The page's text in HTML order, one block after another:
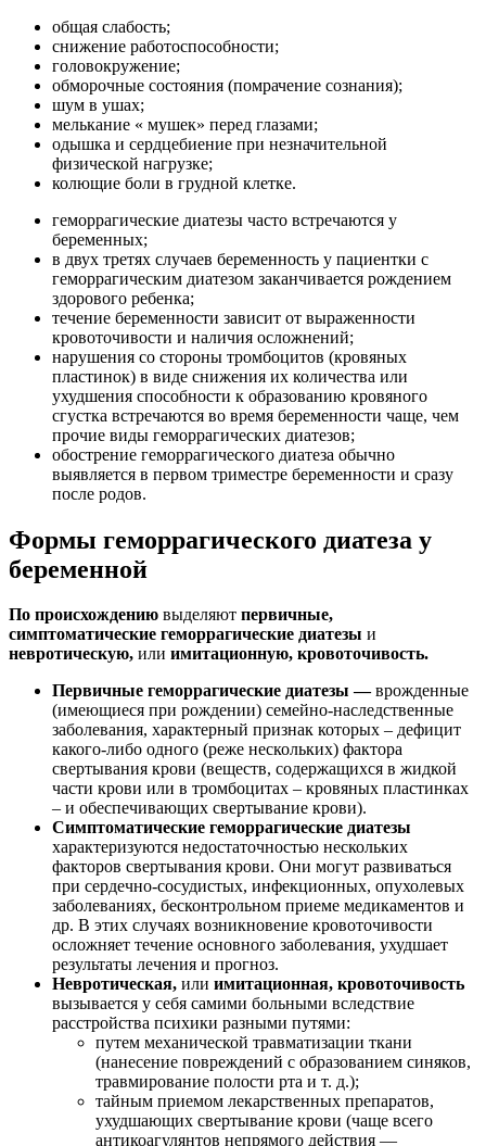
общая слабость;
снижение работоспособности;
головокружение;
обморочные состояния (помрачение сознания);
шум в ушах;
мелькание « мушек» перед глазами;
одышка и сердцебиение при незначительной
физической нагрузке;
колющие боли в грудной клетке.
геморрагические диатезы часто встречаются у
беременных;
в двух третях случаев беременность у пациентки с
геморрагическим диатезом заканчивается рождением
здорового ребенка;
течение беременности зависит от выраженности
кровоточивости и наличия осложнений;
нарушения со стороны тромбоцитов (кровяных
пластинок) в виде снижения их количества или
ухудшения способности к образованию кровяного
сгустка встречаются во время беременности чаще, чем
прочие виды геморрагических диатезов;
обострение геморрагического диатеза обычно
выявляется в первом триместре беременности и сразу
после родов.
Формы геморрагического диатеза у
беременной
По происхождению выделяют первичные,
симптоматические геморрагические диатезы и
невротическую, или имитационную, кровоточивость.
Первичные геморрагические диатезы —врожденные
(имеющиеся при рождении) семейно-наследственные
заболевания, характерный признак которых – дефицит
какого-либо одного (реже нескольких) фактора
свертывания крови (веществ, содержащихся в жидкой
части крови или в тромбоцитах – кровяных пластинках
– и обеспечивающих свертывание крови).
Симптоматические геморрагические диатезы
характеризуются недостаточностью нескольких
факторов свертывания крови. Они могут развиваться
при сердечно-сосудистых, инфекционных, опухолевых
заболеваниях, бесконтрольном приеме медикаментов и
др. В этих случаях возникновение кровоточивости
осложняет течение основного заболевания, ухудшает
результаты лечения и прогноз.
Невротическая, или имитационная, кровоточивость
вызывается у себя самими больными вследствие
расстройства психики разными путями:
путем механической травматизации ткани
(нанесение повреждений с образованием синяков,
травмирование полости рта и т. д.);
тайным приемом лекарственных препаратов,
ухудшающих свертывание крови (чаще всего
антикоагулянтов непрямого действия —